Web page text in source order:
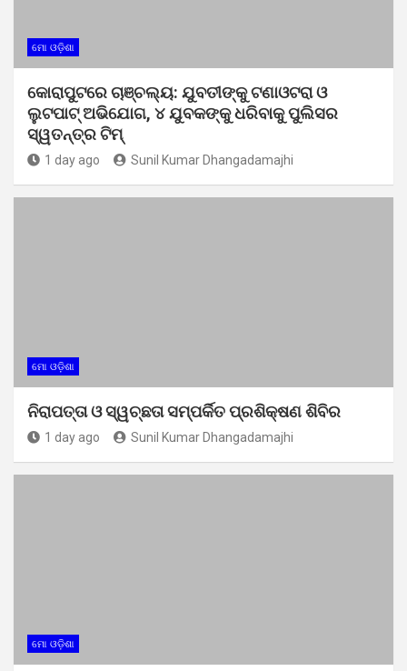
ମୋ ଓଡ଼ିଶା
କୋରାପୁଟରେ ଚାଞ୍ଚଲ୍ୟ: ଯୁବତୀଙ୍କୁ ଟଣାଓଟରା ଓ
ଲୁଟପାଟ୍ ଅଭିଯୋଗ, ୪ ଯୁବକଙ୍କୁ ଧରିବାକୁ ପୁଲିସର
ସ୍ୱତନ୍ତ୍ର ଟିମ୍
1 day ago Sunil Kumar Dhangadamajhi
ମୋ ଓଡ଼ିଶା
ନିରାପତ୍ତା ଓ ସ୍ୱଚ୍ଛତା ସମ୍ପର୍କିତ ପ୍ରଶିକ୍ଷଣ ଶିବିର
1 day ago Sunil Kumar Dhangadamajhi
ମୋ ଓଡ଼ିଶା